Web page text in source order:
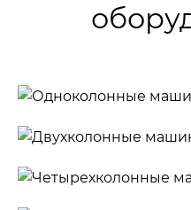
машины
машины